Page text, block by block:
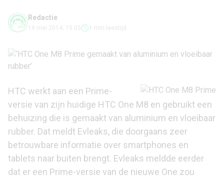
Redactie
19 mei 2014, 15:05 1 min leestijd
HTC werkt aan een Prime-
versie van zijn huidige HTC One M8 en gebruikt een
behuizing die is gemaakt van aluminium en vloeibaar
rubber. Dat meldt Evleaks, die doorgaans zeer
betrouwbare informatie over smartphones en
tablets naar buiten brengt. Evleaks meldde eerder
dat er een Prime-versie van de nieuwe One zou